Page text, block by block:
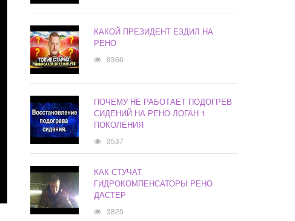
КАКОЙ ПРЕЗИДЕНТ ЕЗДИЛ НА
РЕНО
9366
ПОЧЕМУ НЕ РАБОТАЕТ ПОДОГРЕВ
СИДЕНИЙ НА РЕНО ЛОГАН 1
ПОКОЛЕНИЯ
3537
КАК СТУЧАТ
ГИДРОКОМПЕНСАТОРЫ РЕНО
ДАСТЕР
3825